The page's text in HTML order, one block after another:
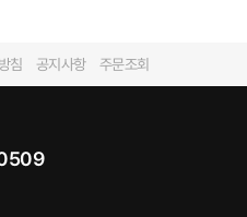
침 공지사항 주문조회